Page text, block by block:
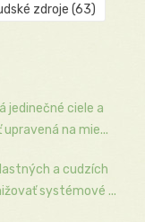
zdroje (63)
jedinečné ciele a
na mie...
a cudzích
systémové ...